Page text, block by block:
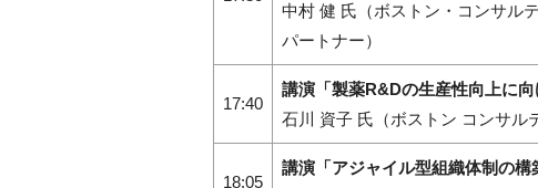
中村 健 氏（ボストン・コンサル
パートナー）
17:40
講演「製薬R&Dの生産性向上に
石川 資子 氏（ボストン コンサル
18:05
講演「アジャイル型組織体制の構